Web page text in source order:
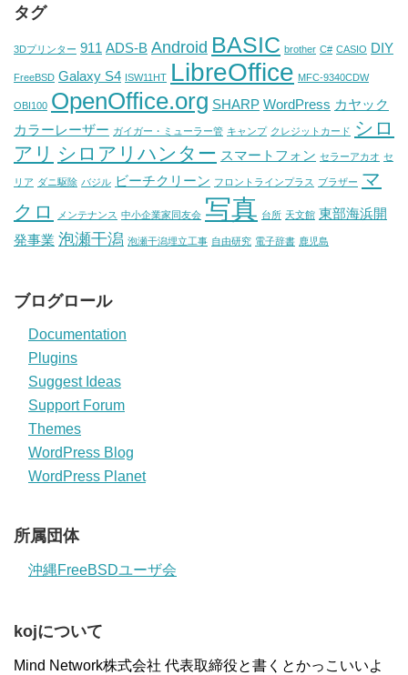
タグ
3Dプリンター 911 ADS-B Android BASIC brother C# CASIO DIY
FreeBSD Galaxy S4 ISW11HT LibreOffice MFC-9340CDW
OBI100 OpenOffice.org SHARP WordPress カヤック
カラーレーザー ガイガー・ミューラー管 キャンプ クレジットカード シロ
アリ シロアリハンター スマートフォン セラーアカオ セ
リア ダニ駆除 バジル ビーチクリーン フロントラインプラス ブラザー マ
クロ
メンテナンス 中小企業家同友会 写真 台所 天文館 東部海浜開
発事業 泡瀬干潟 泡瀬干潟埋立工事 自由研究 電子辞書 鹿児島
ブログロール
Documentation
Plugins
Suggest Ideas
Support Forum
Themes
WordPress Blog
WordPress Planet
所属団体
沖縄FreeBSDユーザ会
kojについて
Mind Network株式会社 代表取締役と書くとかっこいいよ